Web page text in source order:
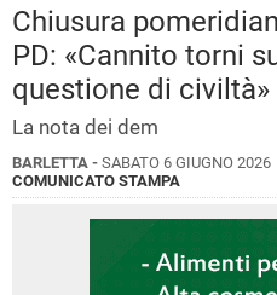
Chiusura
PD: «Cannito torni
questione di civiltà»
La nota dei dem
BARLETTA - SABATO 6 GIUGNO 2026
COMUNICATO STAMPA